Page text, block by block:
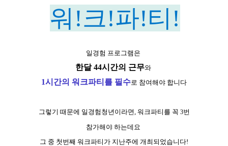
워!크!파!티!
일경험 프로그램은
한달 44시간의 근무와
1시간의 워크파티를 필수로 참여해야 합니다
그렇기 때문에 일경험청년이라면, 워크파티를 꼭 3번
참가해야 하는데요
그 중 첫번째 워크파티가 지난주에 개최되었습니다!